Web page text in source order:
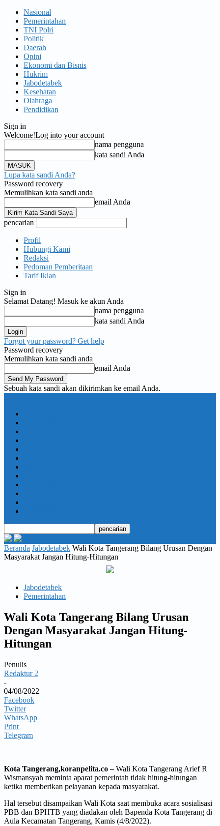
Nasional
Pemerintahan
TNI Polri
Politik
Daerah
Opini
Ekonomi dan Bisnis
Hukrim
Jabodetabek
Kesehatan
Olahraga
Pendidikan
Sign in
Welcome!Log into your account
nama pengguna
kata sandi Anda
Lupa kata sandi Anda?
Password recovery
Memulihkan kata sandi anda
email Anda
pencarian
Profil
Hubungi Kami
Redaksi
Pedoman Pemberitaan
Tarif Iklan
Sign in
Selamat Datang! Masuk ke akun Anda
nama pengguna
kata sandi Anda
Forgot your password? Get help
Password recovery
Memulihkan kata sandi anda
email Anda
Sebuah kata sandi akan dikirimkan ke email Anda.
Beranda Jabodetabek Wali Kota Tangerang Bilang Urusan Dengan
Masyarakat Jangan Hitung-Hitungan
Jabodetabek
Pemerintahan
Wali Kota Tangerang Bilang Urusan
Dengan Masyarakat Jangan Hitung-
Hitungan
Penulis
Redaktur 2
-
04/08/2022
Facebook
Twitter
WhatsApp
Print
Telegram
Kota Tangerang,koranpelita.co –Wali Kota Tangerang Arief R
Wismansyah meminta aparat pemerintah tidak hitung-hitungan
ketika memberikan pelayanan kepada masyarakat.
Hal tersebut disampaikan Wali Kota saat membuka acara sosialisasi
PBB dan BPHTB yang diadakan oleh Bapenda Kota Tangerang di
Aula Kecamatan Tangerang, Kamis (4/8/2022).